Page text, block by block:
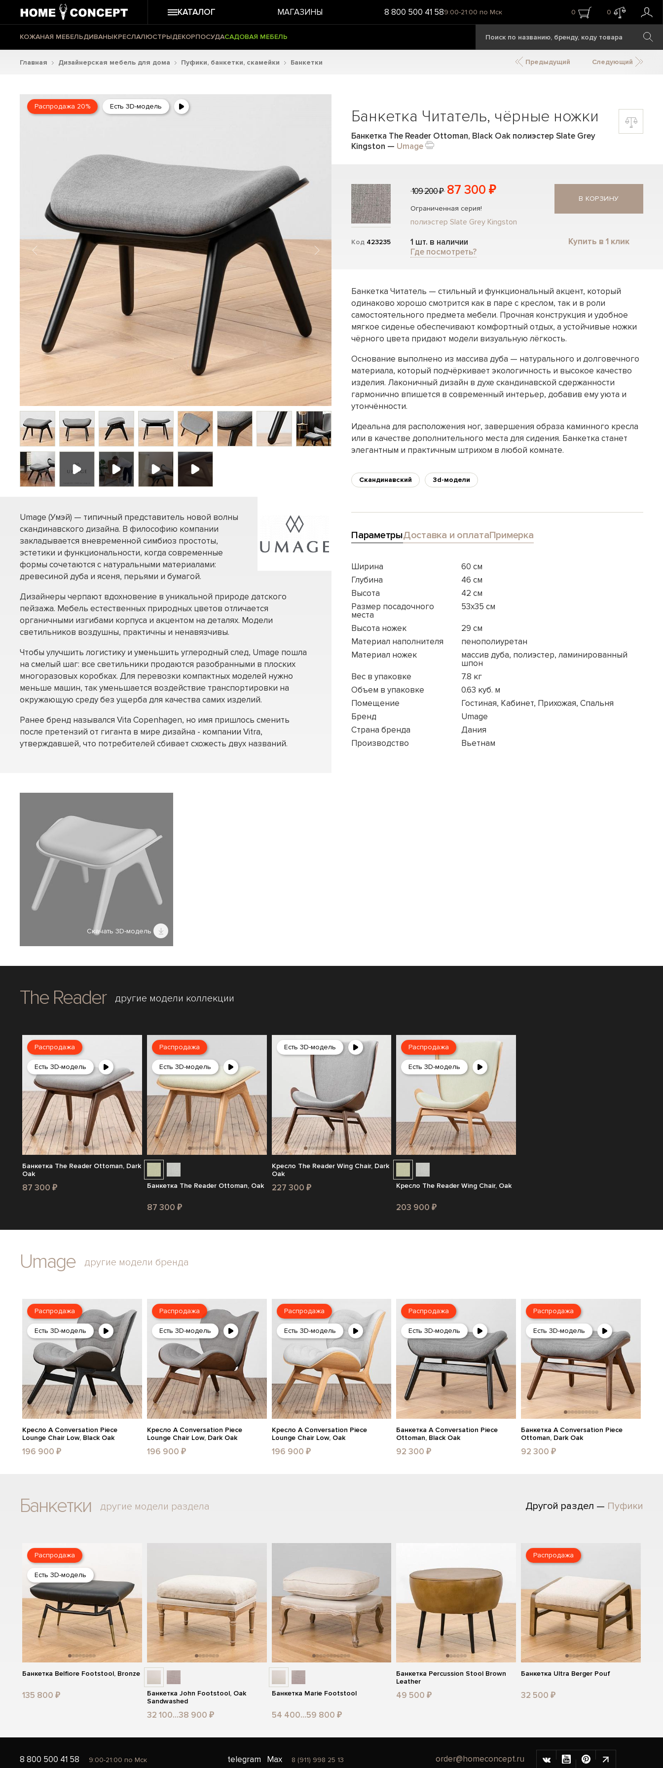
КАТАЛОГ МАГАЗИНЫ 8 800 500 41 589:00-21:00 по Мск 0 0
КОЖАНАЯ МЕБЕЛЬДИВАНЫКРЕСЛАЛЮСТРЫДЕКОРПОСУДАСАДОВАЯ МЕБЕЛЬ
Главная Дизайнерская мебель для дома Пуфики, банкетки, скамейки Банкетки Предыдущий Следующий
Распродажа 20% Есть 3D-модель
Umage (Умэй) — типичный представитель новой волны
скандинавского дизайна. В философию компании
закладывается вневременной симбиоз простоты,
эстетики и функциональности, когда современные
формы сочетаются с натуральными материалами:
древесиной дуба и ясеня, перьями и бумагой.
Дизайнеры черпают вдохновение в уникальной природе датского
пейзажа. Мебель естественных природных цветов отличается
органичными изгибами корпуса и акцентом на деталях. Модели
светильников воздушны, практичны и ненавязчивы.
Чтобы улучшить логистику и уменьшить углеродный след, Umage пошла
на смелый шаг: все светильники продаются разобранными в плоских
многоразовых коробках. Для перевозки компактных моделей нужно
меньше машин, так уменьшается воздействие транспортировки на
окружающую среду без ущерба для качества самих изделий.
Ранее бренд назывался Vita Copenhagen, но имя пришлось сменить
после претензий от гиганта в мире дизайна - компании Vitra,
утверждавшей, что потребителей сбивает схожесть двух названий.
Скачать 3D-модель
Банкетка Читатель, чёрные ножки
Банкетка The Reader Ottoman, Black Oak полиэстер Slate Grey
Kingston — Umage
Код 423235
109 200 ₽ 87 300 ₽
Ограниченная серия!
полиэстер Slate Grey Kingston
1 шт. в наличии
Где посмотреть?
В КОРЗИНУ
Купить в 1 клик
Банкетка Читатель — стильный и функциональный акцент, который
одинаково хорошо смотрится как в паре с креслом, так и в роли
самостоятельного предмета мебели. Прочная конструкция и удобное
мягкое сиденье обеспечивают комфортный отдых, а устойчивые ножки
чёрного цвета придают модели визуальную лёгкость.
Основание выполнено из массива дуба — натурального и долговечного
материала, который подчёркивает экологичность и высокое качество
изделия. Лаконичный дизайн в духе скандинавской сдержанности
гармонично впишется в современный интерьер, добавив ему уюта и
утончённости.
Идеальна для расположения ног, завершения образа каминного кресла
или в качестве дополнительного места для сидения. Банкетка станет
элегантным и практичным штрихом в любой комнате.
Скандинавский 3d-модели
ПараметрыДоставка и оплатаПримерка
Ширина
60 см
Глубина
46 см
Высота
42 см
Размер посадочного
места
53x35 см
Высота ножек
29 см
Материал наполнителя
пенополиуретан
Материал ножек
массив дуба, полиэстер, ламинированный
шпон
Вес в упаковке
7.8 кг
Объем в упаковке
0.63 куб. м
Помещение
Гостиная, Кабинет, Прихожая, Спальня
Бренд
Umage
Страна бренда
Дания
Производство
Вьетнам
The Reader другие модели коллекции
Распродажа
Есть 3D-модель
Банкетка The Reader Ottoman, Dark
Oak
87 300 ₽
Распродажа
Есть 3D-модель
Банкетка The Reader Ottoman, Oak
87 300 ₽
Есть 3D-модель
Кресло The Reader Wing Chair, Dark
Oak
227 300 ₽
Распродажа
Есть 3D-модель
Кресло The Reader Wing Chair, Oak
203 900 ₽
Umage другие модели бренда
Распродажа
Есть 3D-модель
Кресло A Conversation Piece
Lounge Chair Low, Black Oak
196 900 ₽
Распродажа
Есть 3D-модель
Кресло A Conversation Piece
Lounge Chair Low, Dark Oak
196 900 ₽
Распродажа
Есть 3D-модель
Кресло A Conversation Piece
Lounge Chair Low, Oak
196 900 ₽
Распродажа
Есть 3D-модель
Банкетка A Conversation Piece
Ottoman, Black Oak
92 300 ₽
Распродажа
Есть 3D-модель
Банкетка A Conversation Piece
Ottoman, Dark Oak
92 300 ₽
Банкетки другие модели раздела Другой раздел — Пуфики
Распродажа
Есть 3D-модель
Банкетка Belfiore Footstool, Bronze
135 800 ₽
Банкетка John Footstool, Oak
Sandwashed
32 100...38 900 ₽
Банкетка Marie Footstool
54 400...59 800 ₽
Банкетка Percussion Stool Brown
Leather
49 500 ₽
Распродажа
Банкетка Ultra Berger Pouf
32 500 ₽
8 800 500 41 58 9:00-21:00 по Мск telegram Max 8 (911) 998 25 13 order@homeconcept.ru